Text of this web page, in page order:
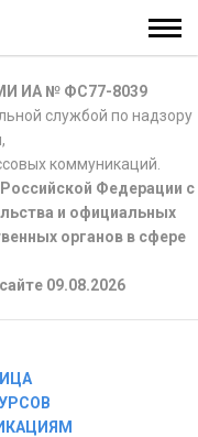
ИА № ФС77-8039
службой по надзору
коммуникаций.
Федерации с
и официальных
органов в сфере
09.08.2026